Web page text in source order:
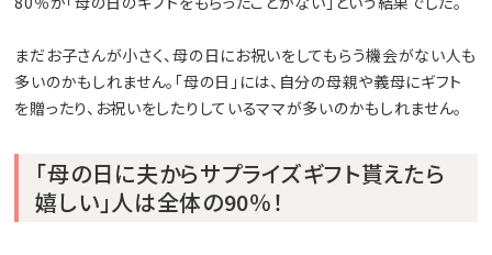
まだお子さんが小さく、母の日にお祝いをしてもらう機会がない人も
多いのかもしれません。「母の日」には、自分の母親や義母にギフト
を贈ったり、お祝いをしたりしているママが多いのかもしれません。
「母の日に夫からサプライズギフト貰えたら
嬉しい」人は全体の90％！